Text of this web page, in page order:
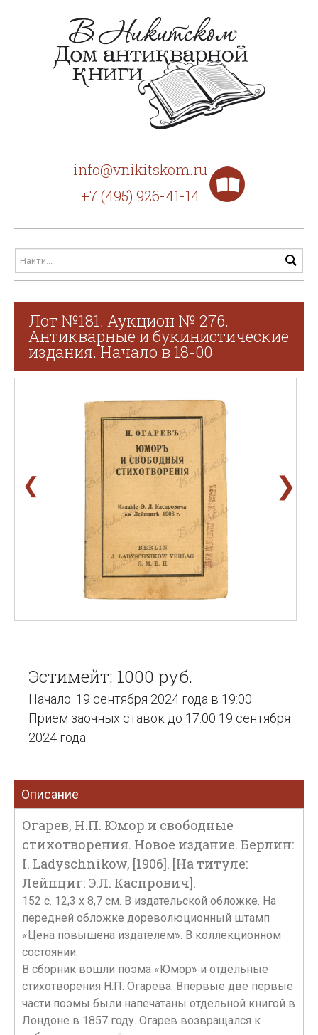
info@vnikitskom.ru
+7 (495) 926-41-14
Лот №181. Аукцион № 276.
Антикварные и букинистические
издания. Начало в 18-00
❮ ❯
Эстимейт: 1000 руб.
Начало: 19 сентября 2024 года в 19:00
Прием заочных ставок до 17:00 19 сентября
2024 года
Описание
Огарев, Н.П. Юмор и свободные
стихотворения. Новое издание. Берлин:
I. Ladyschnikow, [1906]. [На титуле:
Лейпциг: Э.Л. Каспрович].
152 с. 12,3 х 8,7 см. В издательской обложке. На
передней обложке дореволюционный штамп
«Цена повышена издателем». В коллекционном
состоянии.
В сборник вошли поэма «Юмор» и отдельные
стихотворения Н.П. Огарева. Впервые две первые
части поэмы были напечатаны отдельной книгой в
Лондоне в 1857 году. Огарев возвращался к